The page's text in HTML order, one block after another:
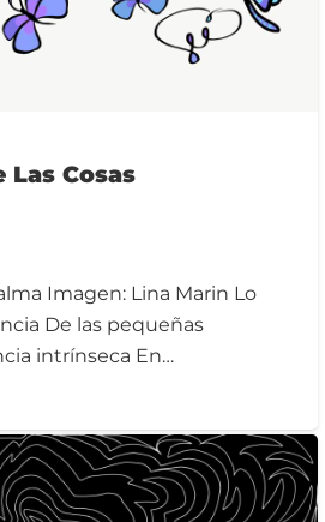
Las Cosas
Imagen: Lina Marin Lo
De las pequeñas
intrínseca En…